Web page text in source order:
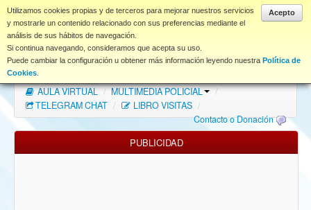
Acepto
Utilizamos cookies propias y de terceros para mejorar nuestros servicios
y mostrarle un contenido relacionado con sus preferencias mediante el
análisis de sus hábitos de navegación.
Si continua navegando, consideramos que acepta su uso.
Puede cambiar la configuración u obtener más información leyendo nuestra Política de
Cookies
www.coet.es
Portal
Índice Foros
FAQ
NORMAS FORO
Descargas
AULA VIRTUAL / MULTIMEDIA POLICIAL
/
TELEGRAM CHAT / LIBRO VISITAS /
Contacto o Donación
PUBLICIDAD